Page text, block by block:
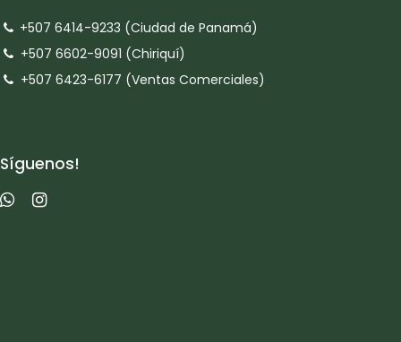
+507 6414-9233 (Ciudad de Panamá)
+507 6602-9091 (Chiriquí)
+507 6423-6177 (Ventas Comerciales)
Síguenos!